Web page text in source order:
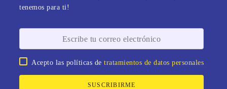
tenemos para ti!
Acepto las políticas detratamientos de datos personales
SUSCRIBIRME